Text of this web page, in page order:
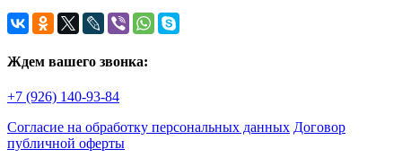
Ждем вашего звонка:
+7 (926) 140-93-84
Согласие на обработку персональных данных Договор
публичной оферты